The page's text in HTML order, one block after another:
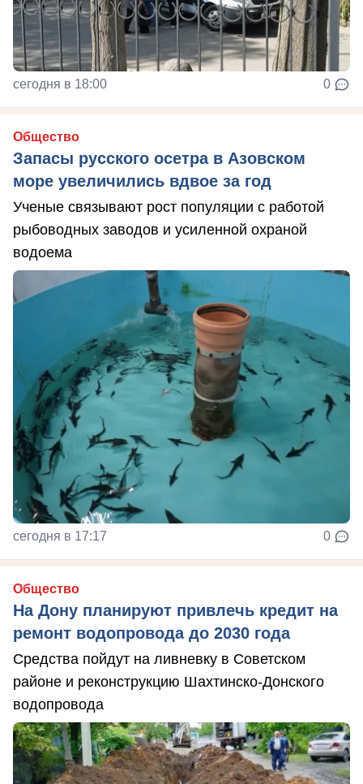
сегодня в 18:00 0
Общество
Запасы русского осетра в Азовском
море увеличились вдвое за год
Ученые связывают рост популяции с работой
рыбоводных заводов и усиленной охраной
водоема
сегодня в 17:17 0
Общество
На Дону планируют привлечь кредит на
ремонт водопровода до 2030 года
Средства пойдут на ливневку в Советском
районе и реконструкцию Шахтинско-Донского
водопровода